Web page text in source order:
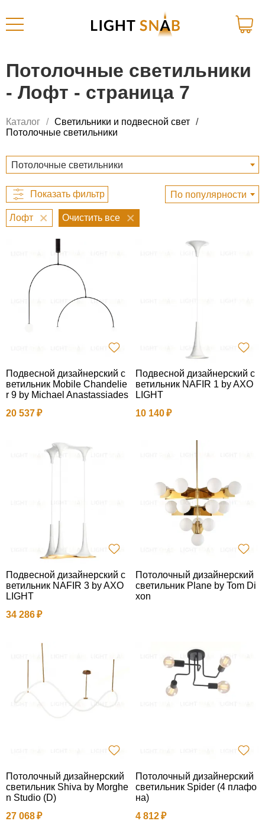
Потолочные светильники
- Лофт - страница 7
Каталог
Светильники и подвесной свет
Потолочные светильники
Потолочные светильники
По популярности
Лофт
Подвесной дизайнерский с
ветильник Mobile Chandelie
r 9 by Michael Anastassiades
20 537
Подвесной дизайнерский с
ветильник NAFIR 1 by AXO
LIGHT
10 140
Подвесной дизайнерский с
ветильник NAFIR 3 by AXO
LIGHT
34 286
Потолочный дизайнерский
светильник Plane by Tom Di
xon
Потолочный дизайнерский
светильник Shiva by Morghe
n Studio (D)
27 068
Потолочный дизайнерский
светильник Spider (4 плафо
на)
4 812